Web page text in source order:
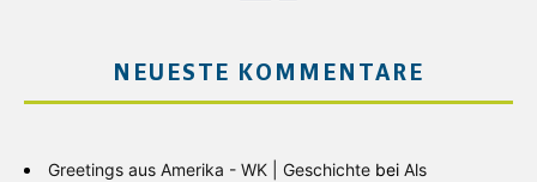
NEUESTE KOMMENTARE
Greetings aus Amerika - WK | Geschichte bei Als